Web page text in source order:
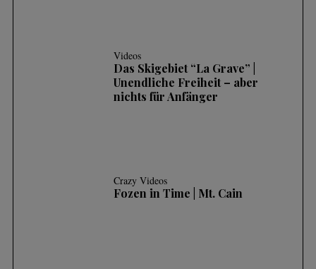
Videos
Das Skigebiet “La Grave” |
Unendliche Freiheit – aber
nichts für Anfänger
Crazy Videos
Fozen in Time | Mt. Cain